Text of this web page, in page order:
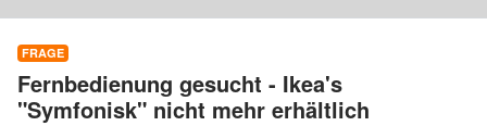
FRAGE
Fernbedienung gesucht - Ikea's
"Symfonisk" nicht mehr erhältlich